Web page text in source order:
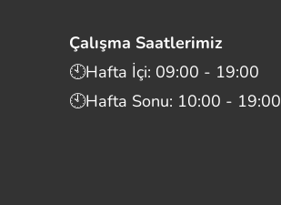
Çalışma Saatlerimiz
🕙Hafta İçi: 09:00 - 19:00
🕙Hafta Sonu: 10:00 - 19:00
İletişim
Bilgi